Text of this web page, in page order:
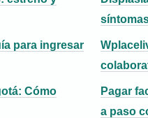
para ingresar
Cómo
Pagar
a paso